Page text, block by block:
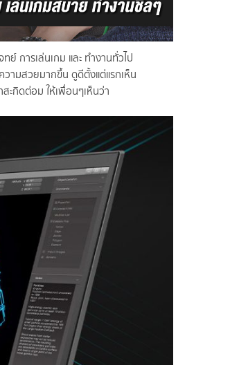
การเล่นเกม และ ทำงานทั่วไป
วามสวยมากขึ้น ดูดีตั้งแต่แรกเห็น
ะกิดต่อม ให้เพื่อนๆเห็นว่า